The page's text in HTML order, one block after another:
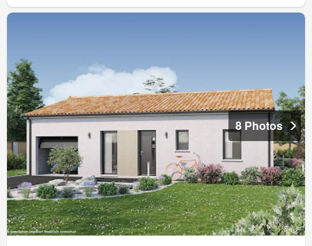
8 Photos